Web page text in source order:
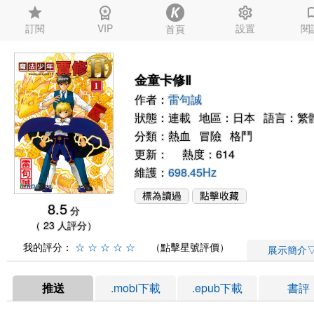
star
訂閱
workspace_premium
VIP 首頁
settings
設置 閱
8.5 分
（ 23 人評分）
金童卡修Ⅱ
作者： 雷句誠
狀態：連載 地區：日本 語言：繁
分類： 熱血 冒險 格鬥
更新： 熱度：614
維護： 698.45Hz
我的評分： ☆ ☆ ☆ ☆ ☆ （點擊星號評價） 展示簡介
推送 .mobi下載 .epub下載 書評